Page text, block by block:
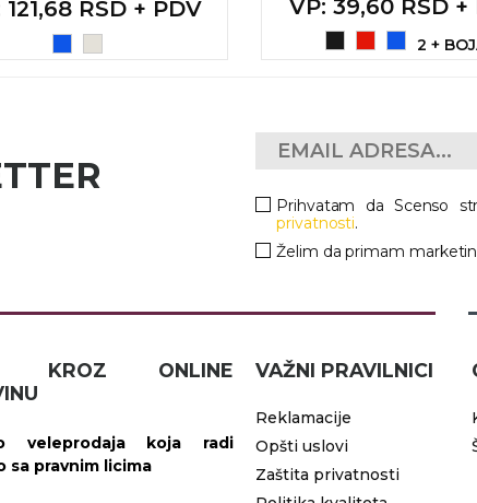
121,68 RSD + PDV VP: 39,60 RSD +
2 +
Prihvatam da Scenso
privatnosti.
Želim da primam
KROZ ONLINE
veleprodaja koja radi
sa pravnim licima
VAŽNI PRAVILNICI
Reklamacije
Opšti uslovi
Zaštita privatnosti